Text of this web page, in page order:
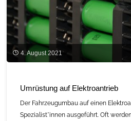
4. August 2021
Umrüstung auf Elektroantrieb
Der Fahrzeugumbau auf einen
Spezialist*innen ausgeführt. Oft